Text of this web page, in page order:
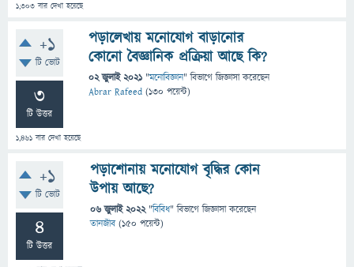
1,303 বার দেখা হয়েছে
+1
টি ভোট
3
টি উত্তর
1,461 বার দেখা হয়েছে
পড়ালেখায় মনোযোগ বাড়ানোর
কোনো বৈজ্ঞানিক প্রক্রিয়া আছে কি?
02 জুলাই 2021 "মনোবিজ্ঞান" বিভাগে জিজ্ঞাসাকরেছেন
Abrar Rafeed (130 পয়েন্ট)
+1
টি ভোট
4
টি উত্তর
পড়াশোনায় মনোযোগ বৃদ্ধির কোন
উপায় আছে?
06 জুলাই 2022 "বিবিধ" বিভাগে জিজ্ঞাসাকরেছেন
তানজীব (150 পয়েন্ট)